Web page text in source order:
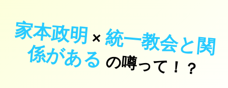
家本政明×統
一
教
会
と
関
係 が
あ
る の噂って！？